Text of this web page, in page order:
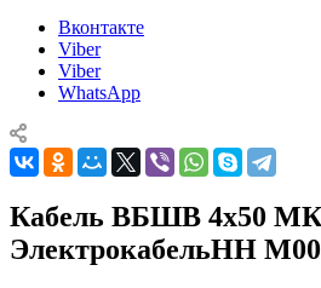
Вконтакте
Viber
Viber
WhatsApp
Кабель ВБШВ 4х50 МК
ЭлектрокабельНН